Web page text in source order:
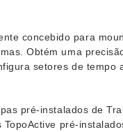
concebido para
Obtém uma
setores de
pré-instalados de
pré-